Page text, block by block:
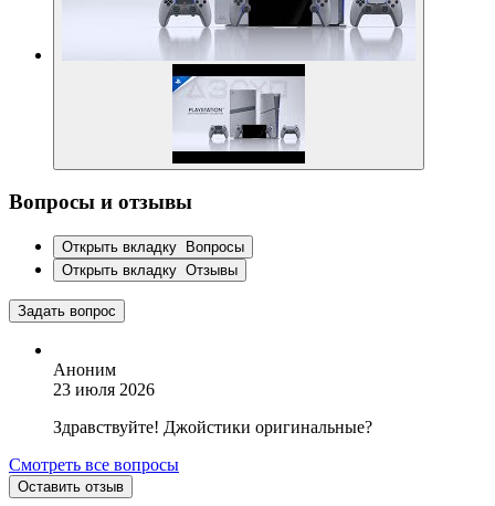
Вопросы и отзывы
Открыть вкладку
Вопросы
Открыть вкладку Отзывы
Задать вопрос
Аноним
23 июля 2026
Здравствуйте! Джойстики оригинальные?
Смотреть все вопросы
Оставить отзыв